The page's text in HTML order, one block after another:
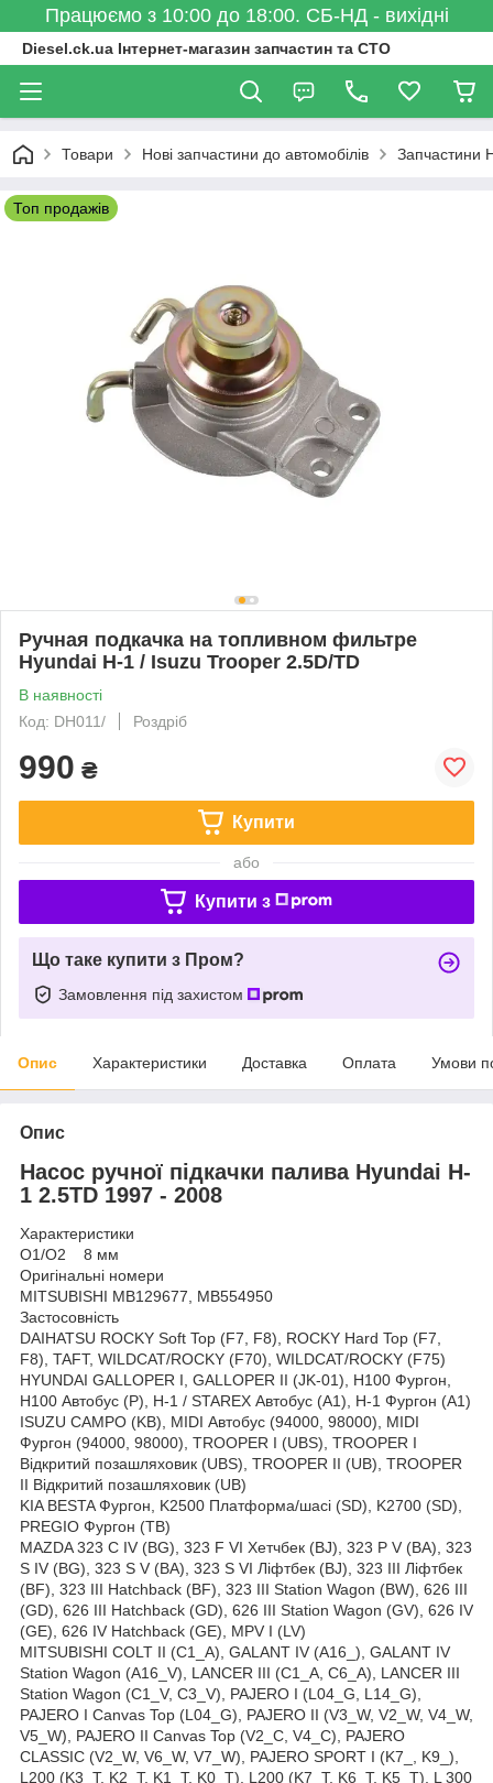
Працюємо з 10:00 до 18:00. СБ-НД - вихідні
Diesel.ck.ua Інтернет-магазин запчастин та СТО
Товари Нові запчастини до автомобілів Запчастини
Топ продажів
Ручная подкачка на топливном фильтре
Hyundai H-1 / Isuzu Trooper 2.5D/TD
В наявності
Код: DH011/
Роздріб
990 ₴
Купити
або
Купити з
Що таке купити з Пром?
Замовлення під захистом
Опис Характеристики Доставка Оплата Умови
Опис
Насос ручної підкачки палива Hyundai H-
1 2.5TD 1997 - 2008
Характеристики
O1/O2 8 мм
Оригінальні номери
MITSUBISHI MB129677, MB554950
Застосовність
DAIHATSU ROCKY Soft Top (F7, F8), ROCKY Hard Top (F7,
F8), TAFT, WILDCAT/ROCKY (F70), WILDCAT/ROCKY (F75)
HYUNDAI GALLOPER I, GALLOPER II (JK-01), H100 Фургон,
H100 Автобус (P), H-1 / STAREX Автобус (A1), H-1 Фургон (A1)
ISUZU CAMPO (KB), MIDI Автобус (94000, 98000), MIDI
Фургон (94000, 98000), TROOPER I (UBS), TROOPER I
Відкритий позашляховик (UBS), TROOPER II (UB), TROOPER
II Відкритий позашляховик (UB)
KIA BESTA Фургон, K2500 Платформа/шасі (SD), K2700 (SD),
PREGIO Фургон (TB)
MAZDA 323 C IV (BG), 323 F VI Хетчбек (BJ), 323 P V (BA), 323
S IV (BG), 323 S V (BA), 323 S VI Ліфтбек (BJ), 323 III Ліфтбек
(BF), 323 III Hatchback (BF), 323 III Station Wagon (BW), 626 III
(GD), 626 III Hatchback (GD), 626 III Station Wagon (GV), 626 IV
(GE), 626 IV Hatchback (GE), MPV I (LV)
MITSUBISHI COLT II (C1_A), GALANT IV (A16_), GALANT IV
Station Wagon (A16_V), LANCER III (C1_A, C6_A), LANCER III
Station Wagon (C1_V, C3_V), PAJERO I (L04_G, L14_G),
PAJERO I Canvas Top (L04_G), PAJERO II (V3_W, V2_W, V4_W,
V5_W), PAJERO II Canvas Top (V2_C, V4_C), PAJERO
CLASSIC (V2_W, V6_W, V7_W), PAJERO SPORT I (K7_, K9_),
L200 (K3_T, K2_T, K1_T, K0_T), L200 (K7_T, K6_T, K5_T), L 300